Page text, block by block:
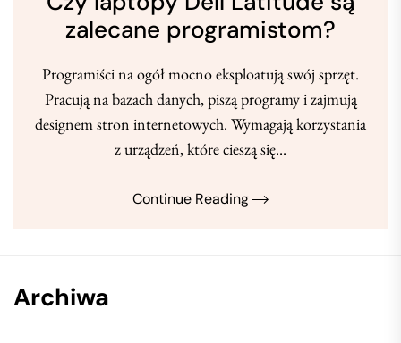
zalecane programistom?
Programiści na ogół mocno eksploatują swój sprzęt.
Pracują na bazach danych, piszą programy i zajmują
designem stron internetowych. Wymagają korzystania
z urządzeń, które cieszą się...
Continue Reading
Archiwa